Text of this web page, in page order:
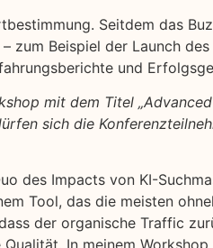
Seitdem das
zum Beispiel der Launch
und
mit dem Titel
sich die
des Impacts von KI-
Tool, das die meisten
der organische Traffic